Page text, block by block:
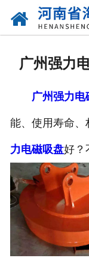
广州强力
广州强力电
能、使用寿命、
力电磁吸盘好？